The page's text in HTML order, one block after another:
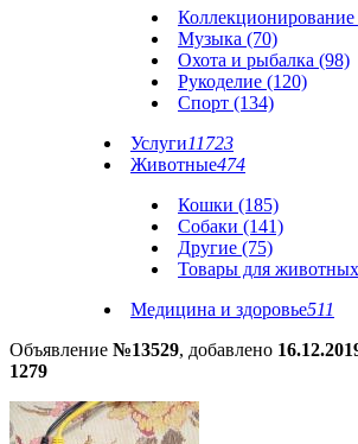
Коллекционирование
Музыка (70)
Охота и рыбалка (98)
Рукоделие (120)
Спорт (134)
Услуги11723
Животные474
Кошки (185)
Собаки (141)
Другие (75)
Товары для
Медицина и здоровье511
Объявление №13529, добавлено
1279